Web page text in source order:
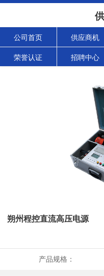
公司首页 供应商机
荣誉认证 招聘中心
朔州程控直流高压电源
产品规格：